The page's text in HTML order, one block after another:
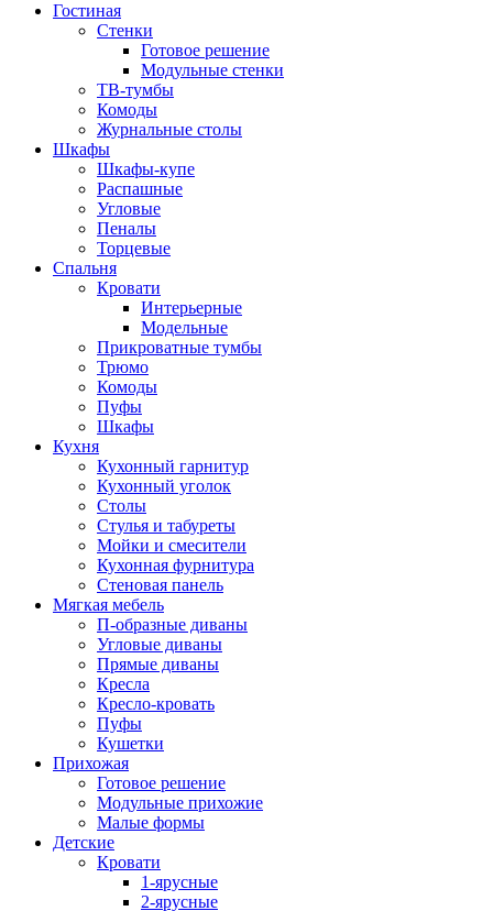
Гостиная
Стенки
Готовое решение
Модульные стенки
ТВ-тумбы
Комоды
Журнальные столы
Шкафы
Шкафы-купе
Распашные
Угловые
Пеналы
Торцевые
Спальня
Кровати
Интерьерные
Модельные
Прикроватные тумбы
Трюмо
Комоды
Пуфы
Шкафы
Кухня
Кухонный гарнитур
Кухонный уголок
Столы
Стулья и табуреты
Мойки и смесители
Кухонная фурнитура
Стеновая панель
Мягкая мебель
П-образные диваны
Угловые диваны
Прямые диваны
Кресла
Кресло-кровать
Пуфы
Кушетки
Прихожая
Готовое решение
Модульные прихожие
Малые формы
Детские
Кровати
1-ярусные
2-ярусные